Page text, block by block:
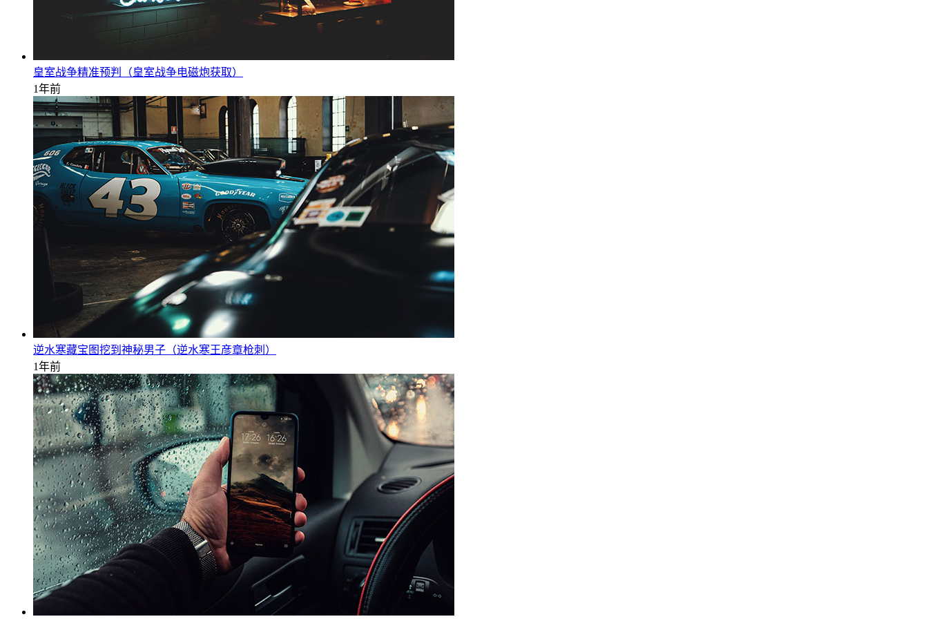
皇室战争精准预判（皇室战争电磁炮获取）
1年前
逆水寒藏宝图挖到神秘男子（逆水寒王彦章枪刺）
1年前